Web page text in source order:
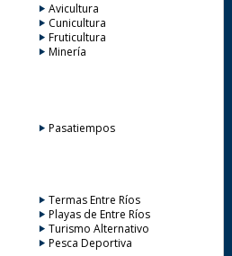
Avicultura
Cunicultura
Fruticultura
Minería
Pasatiempos
Termas Entre Ríos
Playas de Entre Ríos
Turismo Alternativo
Pesca Deportiva